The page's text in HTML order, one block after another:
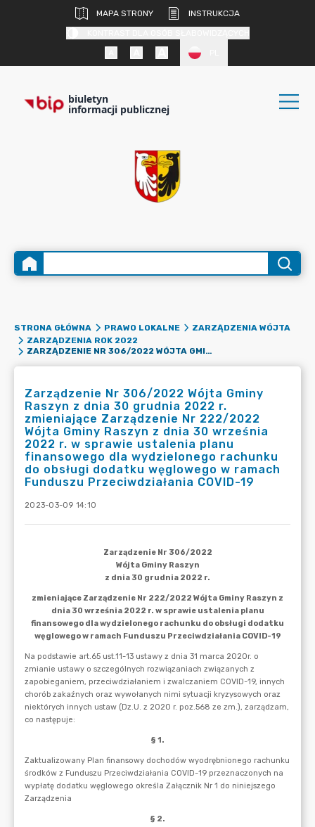
MAPA STRONY
INSTRUKCJA
biuletyn
informacji publicznej
STRONA GŁÓWNA PRAWO LOKALNE
ZARZĄDZENIA WÓJTA
ZARZĄDZENIA ROK 2022
ZARZĄDZENIE NR 306/2022 WÓJTA GMINY RASZYN Z DNIA 30 GRUDNIA 2022 R. ZMIENIAJĄCE ZARZĄDZENIE NR 222/2022 WÓJTA GMINY RASZYN Z DNIA 30 WRZEŚNIA 2022 R. W SPRAWIE USTALENIA PLANU FINANSOWEGO DLA WYDZIELONEGO RACHUNKU DO OBSŁUGI DODATKU WĘGLOWEGO W RAMACH FUNDUSZU PRZECIWDZIAŁANIA COVID-19
Zarządzenie Nr 306/2022 Wójta Gminy
Raszyn z dnia 30 grudnia 2022 r.
zmieniające Zarządzenie Nr 222/2022
Wójta Gminy Raszyn z dnia 30 września
2022 r. w sprawie ustalenia planu
finansowego dla wydzielonego rachunku
do obsługi dodatku węglowego w ramach
Funduszu Przeciwdziałania COVID-19
2023-03-09 14:10